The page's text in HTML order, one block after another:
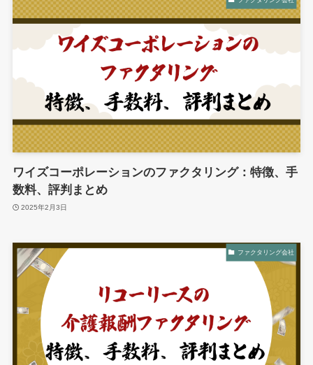
ワイズコーポレーションのファクタリング：特徴、手
数料、評判まとめ
2025年2月3日
ファクタリング会社